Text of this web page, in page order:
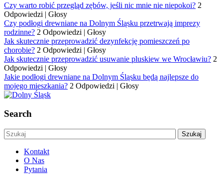
Czy warto robić przegląd zębów, jeśli nic mnie nie niepokoi? 2
Odpowiedzi | Głosy
Czy podłogi drewniane na Dolnym Śląsku przetrwają imprezy
rodzinne? 2 Odpowiedzi | Głosy
Jak skutecznie przeprowadzić dezynfekcję pomieszczeń po
chorobie? 2 Odpowiedzi | Głosy
Jak skutecznie przeprowadzić usuwanie pluskiew we Wrocławiu? 2
Odpowiedzi | Głosy
Jakie podłogi drewniane na Dolnym Śląsku będą najlepsze do
mojego mieszkania? 2 Odpowiedzi | Głosy
Search
Kontakt
O Nas
Pytania